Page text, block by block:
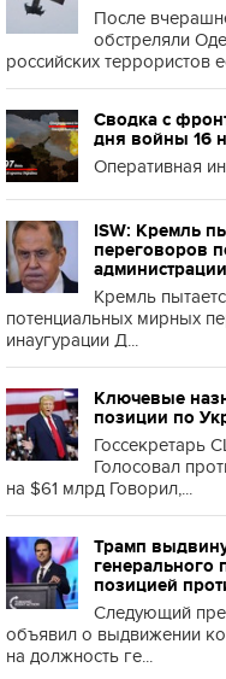
После
обстреляли
российских террористов
Сводка с
дня войны 16
Оперативная
ISW: Кремль
переговоров
Кремль
потенциальных мирных
инаугурации Д...
Ключевые
позиции по
Госсекретарь
Голосовал
на $61 млрд Говорил,...
Трамп
генерального
позицией
Следующий
объявил о выдвижении
на должность ге...